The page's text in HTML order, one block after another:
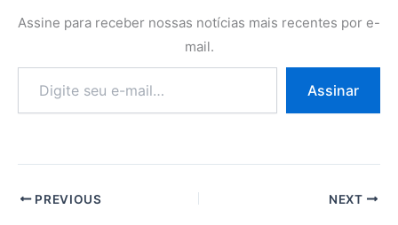
Assine para receber nossas notícias mais recentes por e-
mail.
e-
Assinar
PREVIOUS NEXT